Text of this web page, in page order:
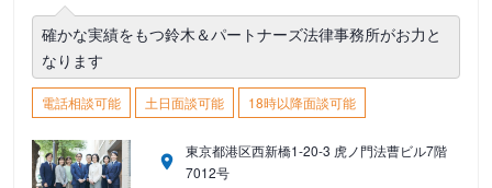
確かな実績をもつ鈴木＆パートナーズ法律事務所がお力と
なります
電話相談可能 土日面談可能 18時以降面談可能
東京都港区西新橋1-20-3 虎ノ門法曹ビル7階
7012号